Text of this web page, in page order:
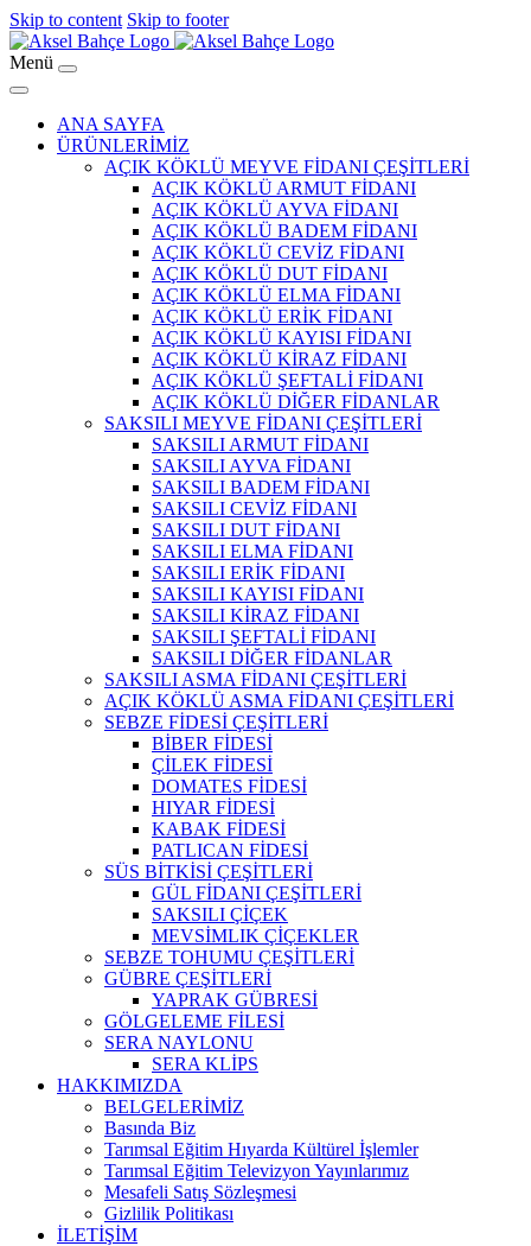
Skip to content Skip to footer
Menü
ANA SAYFA
ÜRÜNLERİMİZ
AÇIK KÖKLÜ MEYVE FİDANI ÇEŞİTLERİ
AÇIK KÖKLÜ ARMUT FİDANI
AÇIK KÖKLÜ AYVA FİDANI
AÇIK KÖKLÜ BADEM FİDANI
AÇIK KÖKLÜ CEVİZ FİDANI
AÇIK KÖKLÜ DUT FİDANI
AÇIK KÖKLÜ ELMA FİDANI
AÇIK KÖKLÜ ERİK FİDANI
AÇIK KÖKLÜ KAYISI FİDANI
AÇIK KÖKLÜ KİRAZ FİDANI
AÇIK KÖKLÜ ŞEFTALİ FİDANI
AÇIK KÖKLÜ DİĞER FİDANLAR
SAKSILI MEYVE FİDANI ÇEŞİTLERİ
SAKSILI ARMUT FİDANI
SAKSILI AYVA FİDANI
SAKSILI BADEM FİDANI
SAKSILI CEVİZ FİDANI
SAKSILI DUT FİDANI
SAKSILI ELMA FİDANI
SAKSILI ERİK FİDANI
SAKSILI KAYISI FİDANI
SAKSILI KİRAZ FİDANI
SAKSILI ŞEFTALİ FİDANI
SAKSILI DİĞER FİDANLAR
SAKSILI ASMA FİDANI ÇEŞİTLERİ
AÇIK KÖKLÜ ASMA FİDANI ÇEŞİTLERİ
SEBZE FİDESİ ÇEŞİTLERİ
BİBER FİDESİ
ÇİLEK FİDESİ
DOMATES FİDESİ
HIYAR FİDESİ
KABAK FİDESİ
PATLICAN FİDESİ
SÜS BİTKİSİ ÇEŞİTLERİ
GÜL FİDANI ÇEŞİTLERİ
SAKSILI ÇİÇEK
MEVSİMLIK ÇİÇEKLER
SEBZE TOHUMU ÇEŞİTLERİ
GÜBRE ÇEŞİTLERİ
YAPRAK GÜBRESİ
GÖLGELEME FİLESİ
SERA NAYLONU
SERA KLİPS
HAKKIMIZDA
BELGELERİMİZ
Basında Biz
Tarımsal Eğitim Hıyarda Kültürel İşlemler
Tarımsal Eğitim Televizyon Yayınlarımız
Mesafeli Satış Sözleşmesi
Gizlilik Politikası
İLETİŞİM